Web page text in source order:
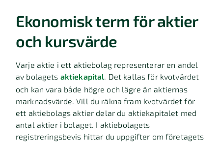
Karriär
Ekonomisk term för aktier
och kursvärde
Varje aktie i ett aktiebolag representerar en andel
av bolagets aktiekapital. Det kallas för kvotvärdet
och kan vara både högre och lägre än aktiernas
marknadsvärde. Vill du räkna fram kvotvärdet för
ett aktiebolags aktier delar du aktiekapitalet med
antal aktier i bolaget. I aktiebolagets
registreringsbevis hittar du uppgifter om företagets